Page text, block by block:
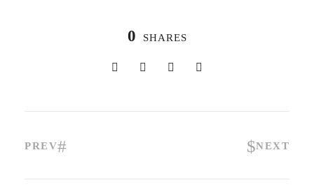
0 SHARES
PREV NEXT